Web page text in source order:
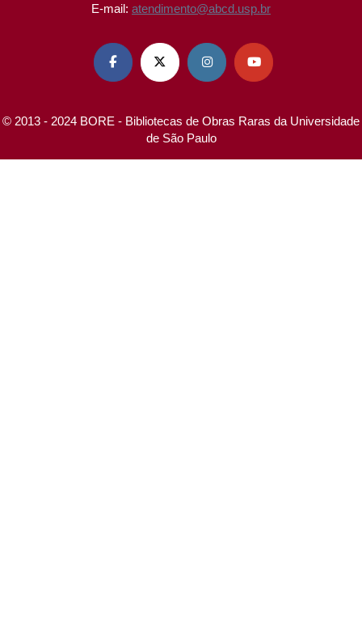
E-mail: atendimento@abcd.usp.br
   
© 2013 - 2024 BORE - Bibliotecas de Obras Raras da Universidade
de São Paulo